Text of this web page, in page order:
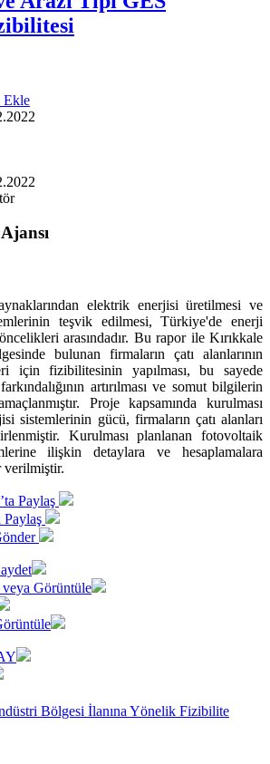
Ekle
elektrik enerjisi üretilmesi ve
teşvik edilmesi, Türkiye'de enerji
arasındadır. Bu rapor ile Kırıkkale
bulunan firmaların çatı alanlarının
için fizibilitesinin yapılması, bu sayede
artırılması ve somut bilgilerin
Proje kapsamında kurulması
sistemlerinin gücü, firmaların çatı alanları
Kurulması planlanan fotovoltaik
ilişkin detaylara ve hesaplamalara
verilmiştir.
Paylaş
Görüntüle
Bölgesi İlanına Yönelik Fizibilite